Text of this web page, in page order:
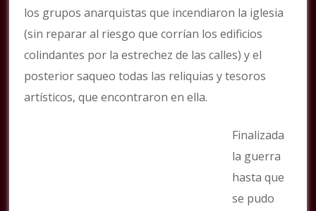
los grupos anarquistas que incendiaron la iglesia
(sin reparar al riesgo que corrían los edificios
colindantes por la estrechez de las calles) y el
posterior saqueo todas las reliquias y tesoros
artísticos, que encontraron en ella.
Finalizada
la guerra
hasta que
se pudo